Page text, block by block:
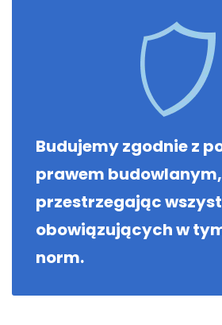
Budujemy zgodnie z
prawem budowlanym,
przestrzegając
obowiązujących w
norm.